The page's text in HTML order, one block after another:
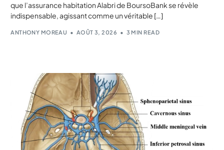
que l’assurance habitation Alabri de BoursoBank se révèle
indispensable, agissant comme un véritable […]
ANTHONY MOREAU AOÛT 3, 2026 3 MIN READ